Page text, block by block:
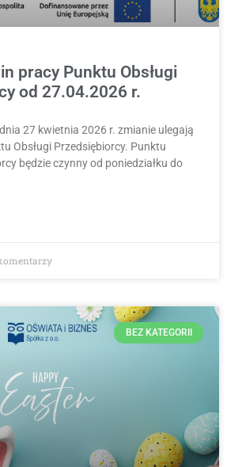
pracy Punktu Obsługi
od 27.04.2026 r.
27 kwietnia 2026 r. zmianie ulegają
Obsługi Przedsiębiorcy. Punktu
będzie czynny od poniedziałku do
BEZ KATEGORII